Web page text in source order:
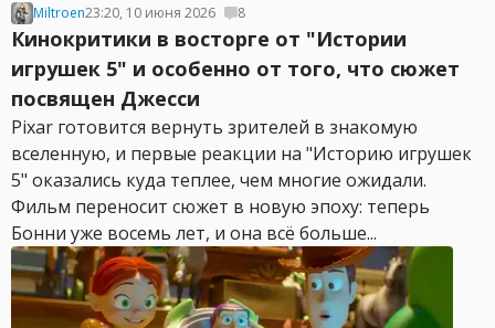
Miltroen23:20, 10 июня 2026 8
Кинокритики в восторге от "Истории
игрушек 5" и особенно от того, что сюжет
посвящен Джесси
Pixar готовится вернуть зрителей в знакомую
вселенную, и первые реакции на "Историю игрушек
5" оказались куда теплее, чем многие ожидали.
Фильм переносит сюжет в новую эпоху: теперь
Бонни уже восемь лет, и она всё больше...